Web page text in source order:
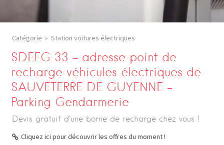
Catégorie Station voitures électriques
SDEEG 33 – adresse point de
recharge véhicules électriques de
SAUVETERRE DE GUYENNE –
Parking Gendarmerie
Devis gratuit d’une borne de recharge chez vous !
Cliquez ici pour découvrir les offres du moment !